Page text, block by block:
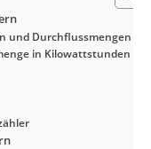
und Durchflussmengen
in Kilowattstunden